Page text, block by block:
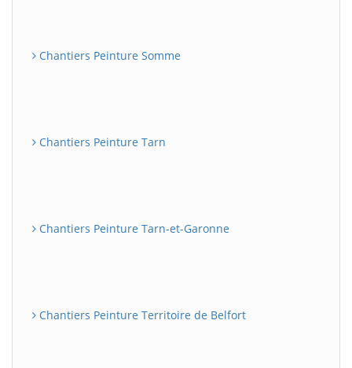
Chantiers Peinture Somme
Chantiers Peinture Tarn
Chantiers Peinture Tarn-et-Garonne
Chantiers Peinture Territoire de Belfort